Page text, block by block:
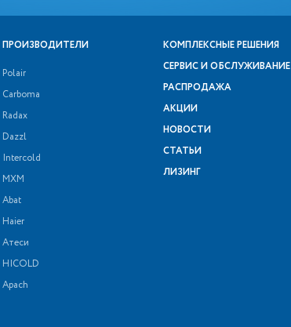
ПРОИЗВОДИТЕЛИ
Polair
Carboma
Radax
Dazzl
Intercold
МХМ
Abat
Haier
Атеси
HICOLD
Apach
КОМПЛЕКСНЫЕ РЕШЕНИЯ
СЕРВИС И ОБСЛУЖИВАНИЕ
РАСПРОДАЖА
АКЦИИ
НОВОСТИ
СТАТЬИ
ЛИЗИНГ